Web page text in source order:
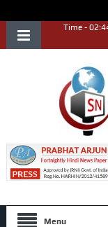
Time -
Menu